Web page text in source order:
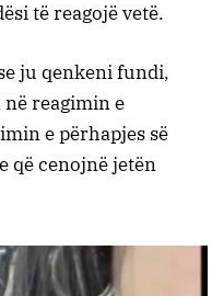
të reagojë vetë.
ju qenkeni fundi,
në reagimin e
e përhapjes së
që cenojnë jetën